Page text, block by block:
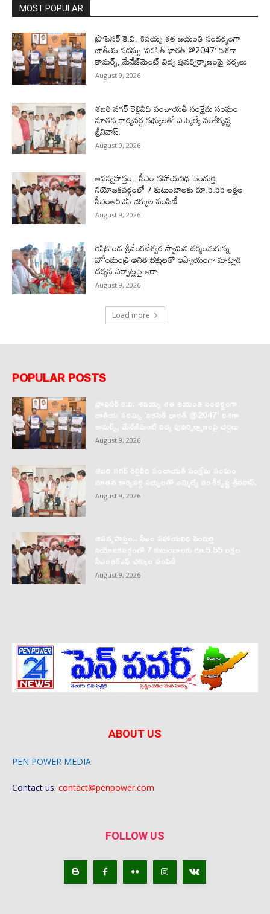
MOST POPULAR
ప్రొఫెసర్‌ కె.వి. శివయ్య శత జయంతి సందర్భంగా
జాతీయ సదస్సు ‘వికసిత్‌ భారత్‌ @2047’ దిశగా
కామర్స్‌, మేనేజ్‌మెంట్‌ విద్య పునర్నిర్మాణంపై చర్చలు
August 9, 2026
శబరి నగర్ రెల్లివీధి పంచాయతీ సంక్షేమ సంఘం
నూతన కార్యవర్గ సభ్యులతో ఎమ్మెల్యే వంశీకృష్ణ
శ్రీనివాస్.
August 9, 2026
ఆపన్నహస్తం.. సీఎం సహాయనిధి పెందుర్తి
నియోజకవర్గంలో 7 కుటుంబాలకు రూ.5.55 లక్షల
సీఎంఆర్‌ఎఫ్ చెక్కుల పంపిణీ
August 9, 2026
రిషికొండ శ్రీవేంకటేశ్వర స్వామిని దర్శించుకున్న
హోంమంత్రి అనిత భక్తులతో ఆప్యాయంగా మాట్లాడి
దర్శన ఏర్పాట్లపై ఆరా
August 9, 2026
Load more
POPULAR POSTS
ప్రొఫెసర్‌ కె.వి. శివయ్య శత జయంతి సందర్భంగా
జాతీయ సదస్సు ‘వికసిత్‌ భారత్‌ @2047’ దిశగా
కామర్స్‌, మేనేజ్‌మెంట్‌ విద్య పునర్నిర్మాణంపై చర్చలు
August 9, 2026
శబరి నగర్ రెల్లివీధి పంచాయతీ సంక్షేమ సంఘం
నూతన కార్యవర్గ సభ్యులతో ఎమ్మెల్యే వంశీకృష్ణ శ్రీనివాస్.
August 9, 2026
ఆపన్నహస్తం.. సీఎం సహాయనిధి పెందుర్తి
నియోజకవర్గంలో 7 కుటుంబాలకు రూ.5.55 లక్షల
సీఎంఆర్‌ఎఫ్ చెక్కుల పంపిణీ
August 9, 2026
ABOUT US
PEN POWER MEDIA
Contact us: contact@penpower.com
FOLLOW US